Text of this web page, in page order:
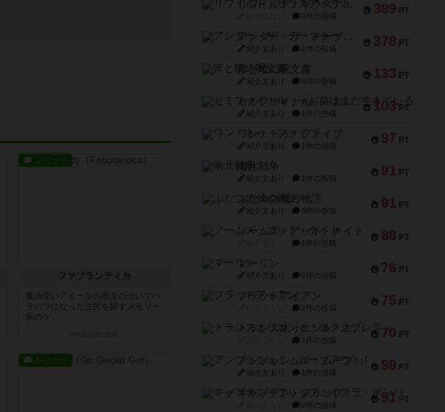
レビュー
ファブランティカ
魔法使いアミールの呪文のせいでバ
ラバラになった住民を探すメモリー
系のゲ...
レビュー
389 PT
リワイルド：サウスアメリカ
2件の投稿
378 PT
アンダー・ザ・テーブラー
紹介文あり 1件の投稿
133 PT
宵と暁の呪文書
紹介文あり 8件の投稿
103 PT
セミファイナル ～お前はまだ生きている～
紹介文あり 1件の投稿
97 PT
ワン・トゥ・ファイブ
紹介文あり 1件の投稿
91 PT
南北戦争
紹介文あり 1件の投稿
91 PT
ふたつの城の物語
紹介文あり 6件の投稿
88 PT
ノームズ・アット・ナイト
1件の投稿
76 PT
マーリン
紹介文あり 6件の投稿
75 PT
フラットアイアン
2件の投稿
70 PT
トランスオリエント・エクスプレス
1件の投稿
59 PT
アンブッシュ！：ムーブアウト！
紹介文あり 1件の投稿
51 PT
キャプテン・フリップ：イスラ・ボンバ
2件の投稿